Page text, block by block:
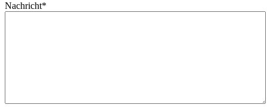
Nachricht*